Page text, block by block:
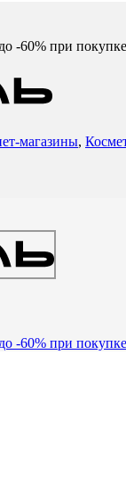
-60% при
магазины,
-60% при